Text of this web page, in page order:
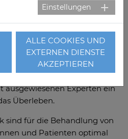
in Deutschland erleiden
Herzstillstand, 70 Prozent
Kreislauf-Stillstands, um
zu retten. Neben einer
vor Ort ist die einheitlich
in einer speziell dafür
Experten ein
Überleben.
sind für die Behandlung von
und Patienten optimal
Einstellungen
ALLE COOKIES UND
EXTERNEN DIENSTE
AKZEPTIEREN